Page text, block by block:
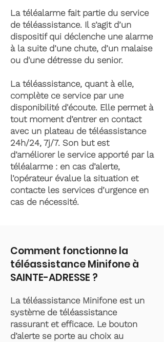
La téléalarme fait partie du service
de téléassistance. Il s’agit d’un
dispositif qui déclenche une alarme
à la suite d’une chute, d’un malaise
ou d'une détresse du senior.
La téléassistance, quant à elle,
complète ce service par une
disponibilité d'écoute. Elle permet à
tout moment d’entrer en contact
avec un plateau de téléassistance
24h/24, 7j/7. Son but est
d’améliorer le service apporté par la
téléalarme : en cas d’alerte,
l’opérateur évalue la situation et
contacte les services d’urgence en
cas de nécessité.
Comment fonctionne la
téléassistance Minifone à
SAINTE-ADRESSE ?
La téléassistance Minifone est un
système de téléassistance
rassurant et efficace. Le bouton
d’alerte se porte au choix au